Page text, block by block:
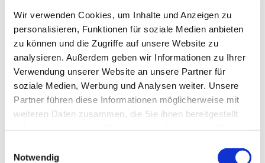
Wir verwenden Cookies, um Inhalte und Anzeigen zu
personalisieren, Funktionen für soziale Medien anbieten
zu können und die Zugriffe auf unsere Website zu
analysieren. Außerdem geben wir Informationen zu Ihrer
Verwendung unserer Website an unsere Partner für
soziale Medien, Werbung und Analysen weiter. Unsere
Partner führen diese Informationen möglicherweise mit
weiteren Daten zusammen, die Sie ihnen bereitgestellt
Notwendig
Mehr erfahren